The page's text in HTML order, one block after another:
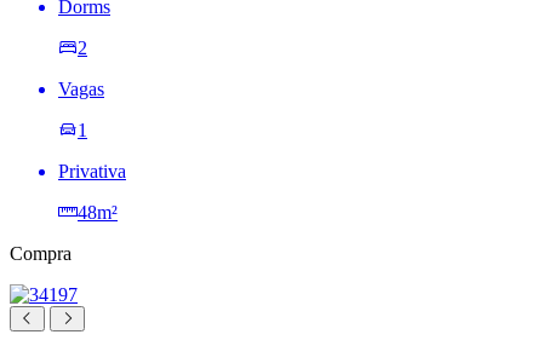
Dorms
2
Vagas
1
Privativa
48m²
Compra